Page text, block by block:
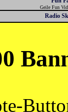
Geile Fun
Radio